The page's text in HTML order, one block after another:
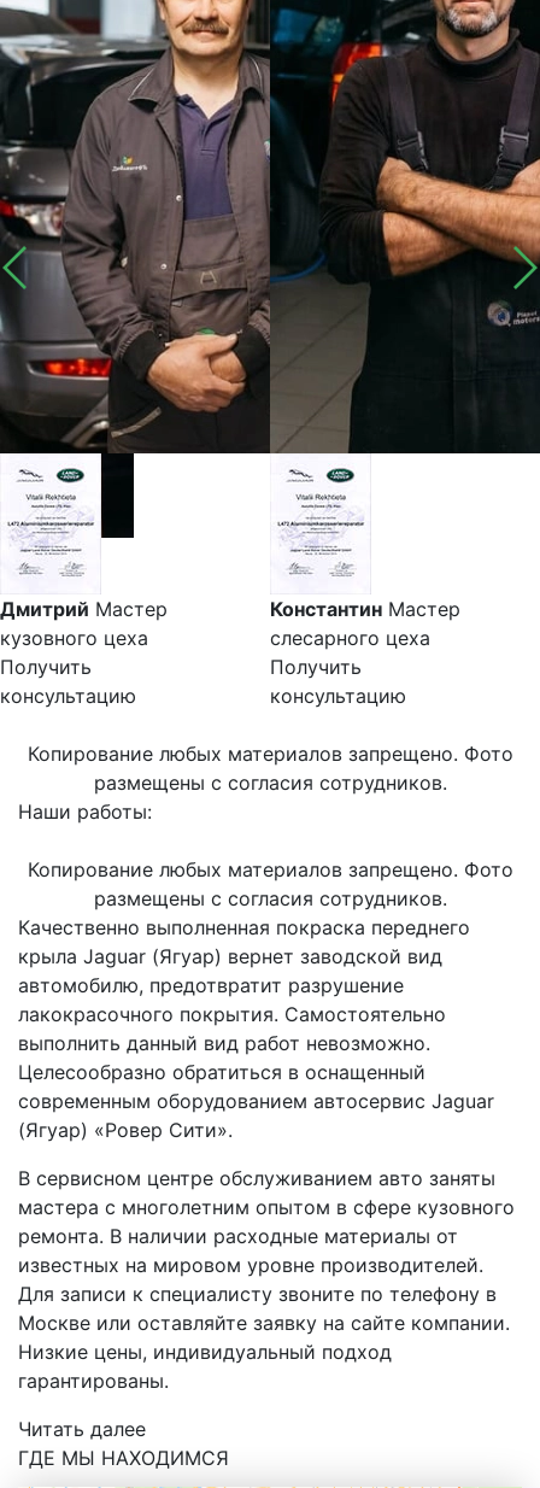
Дмитрий Мастер
кузовного цеха
Получить
консультацию
Константин Мастер
слесарного цеха
Получить
консультацию
Копирование любых материалов запрещено. Фото
размещены с согласия сотрудников.
Наши работы:
Копирование любых материалов запрещено. Фото
размещены с согласия сотрудников.
Качественно выполненная покраска переднего
крыла Jaguar (Ягуар) вернет заводской вид
автомобилю, предотвратит разрушение
лакокрасочного покрытия. Самостоятельно
выполнить данный вид работ невозможно.
Целесообразно обратиться в оснащенный
современным оборудованием автосервис Jaguar
(Ягуар) «Ровер Сити».
В сервисном центре обслуживанием авто заняты
мастера с многолетним опытом в сфере кузовного
ремонта. В наличии расходные материалы от
известных на мировом уровне производителей.
Для записи к специалисту звоните по телефону в
Москве или оставляйте заявку на сайте компании.
Низкие цены, индивидуальный подход
гарантированы.
Читать далее
ГДЕ МЫ НАХОДИМСЯ